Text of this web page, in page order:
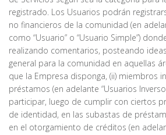
registrado. Los Usuarios podrán
no financieros de la comunidad (en
como “Usuario” o “Usuario Simple”)
realizando comentarios, posteando
general para la comunidad en aquellas
que la Empresa disponga, (ii) miembros
préstamos (en adelante “Usuarios
participar, luego de cumplir con ciertos
de identidad, en las subastas de
en el otorgamiento de créditos (en